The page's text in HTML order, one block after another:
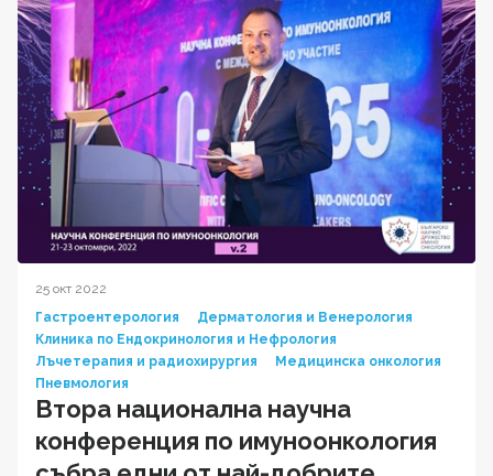
25 окт 2022
Гастроентерология
Дерматология и Венерология
Клиника по Ендокринология и Нефрология
Лъчетерапия и радиохирургия
Медицинска онкология
Пневмология
Втора национална научна
конференция по имуноонкология